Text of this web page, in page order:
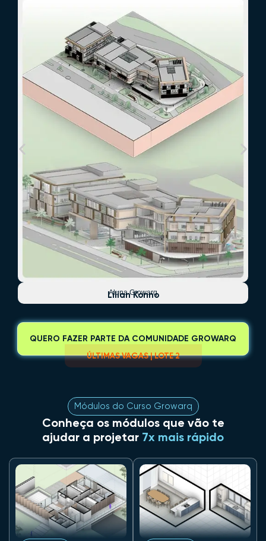
Lilian Konno
Aluna Growarq
QUERO FAZER PARTE DA COMUNIDADE GROWARQ
ÚLTIMAS VAGAS | LOTE 2
Módulos do Curso Growarq
Conheça os módulos que vão te
ajudar a projetar 7x mais rápido